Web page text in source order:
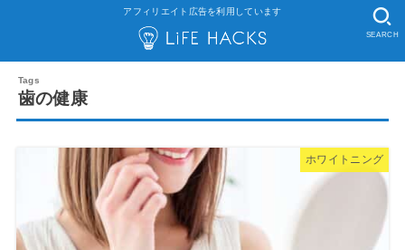
アフィリエイト広告を利用しています
SEARCH
歯の健康
ホワイトニング